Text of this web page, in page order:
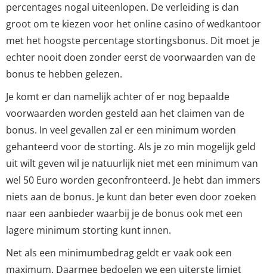
percentages nogal uiteenlopen. De verleiding is dan
groot om te kiezen voor het online casino of wedkantoor
met het hoogste percentage stortingsbonus. Dit moet je
echter nooit doen zonder eerst de voorwaarden van de
bonus te hebben gelezen.
Je komt er dan namelijk achter of er nog bepaalde
voorwaarden worden gesteld aan het claimen van de
bonus. In veel gevallen zal er een minimum worden
gehanteerd voor de storting. Als je zo min mogelijk geld
uit wilt geven wil je natuurlijk niet met een minimum van
wel 50 Euro worden geconfronteerd. Je hebt dan immers
niets aan de bonus. Je kunt dan beter even door zoeken
naar een aanbieder waarbij je de bonus ook met een
lagere minimum storting kunt innen.
Net als een minimumbedrag geldt er vaak ook een
maximum. Daarmee bedoelen we een uiterste limiet